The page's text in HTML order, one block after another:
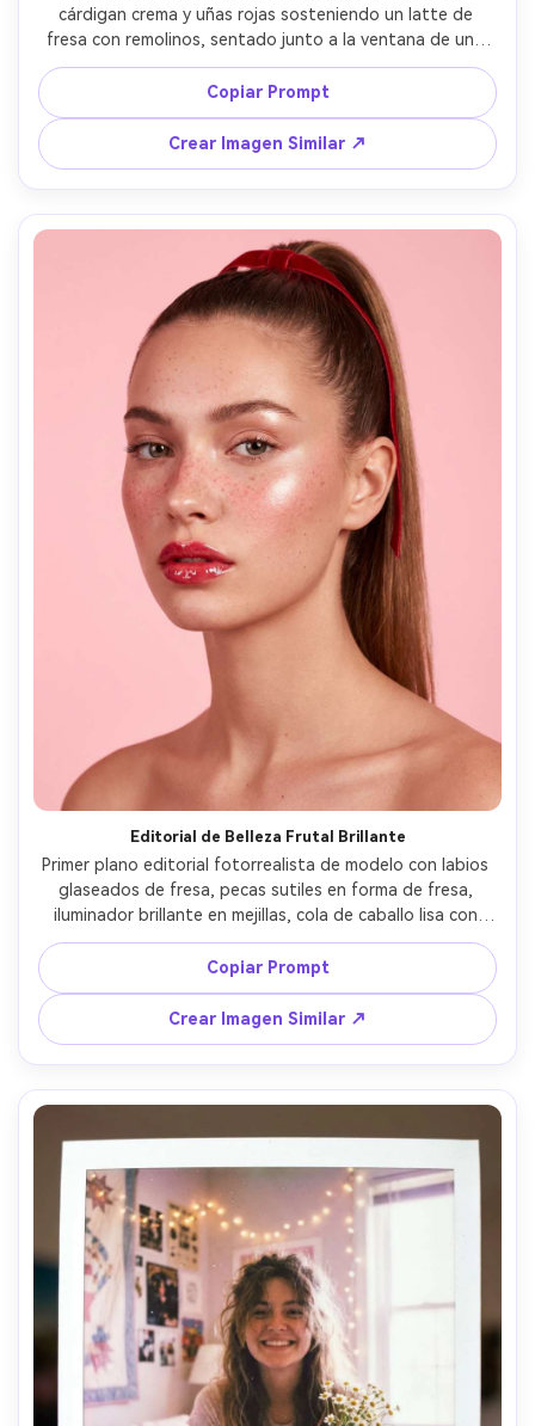
cárdigan crema y uñas rojas sosteniendo un latte de
fresa con remolinos, sentado junto a la ventana de una
cafetería con gotas de lluvia, luz natural suave, tonos
rosas apagados, tomada con Sony A7IV, 50mm f/1.4,
encuadre cerrado, fondo bokeh, ambiente acogedor y
sereno, textura ultrarrealista y enfoque nítido --ar 4:5
Copiar Prompt
Crear Imagen Similar ↗
Editorial de Belleza Frutal Brillante
Primer plano editorial fotorrealista de modelo con labios
glaseados de fresa, pecas sutiles en forma de fresa,
iluminador brillante en mejillas, cola de caballo lisa con
cinta roja, fondo rosa pastel sin costuras, iluminación de
estudio con softbox grande, tomada con Hasselblad,
lente de 100mm, ojos muy nítidos, retoque de revista
pero poros naturales, gradación rica en rojo-rosa --ar 4:5
Copiar Prompt
Crear Imagen Similar ↗